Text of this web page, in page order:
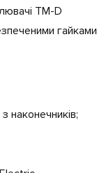
гайками
наконечників;